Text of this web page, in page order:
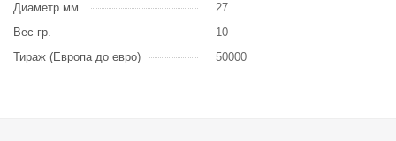
Диаметр мм.
27
Вес гр.
10
Тираж (Европа до евро)
50000